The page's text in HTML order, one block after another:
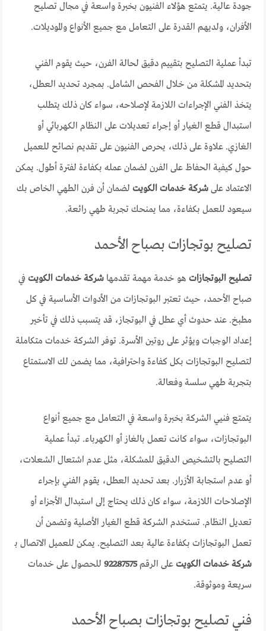
جودة عالية. يتمتع هؤلاء الفنيون بخبرة واسعة في مجال تصليح
الأفران، ولديهم القدرة على التعامل مع جميع الأنواع والموديلات.
تبدأ عملية التصليح بتقييم دقيق لحالة الفرن، حيث يقوم الفني
بتحديد المشكلة من خلال الفحص الشامل. بمجرد تحديد العطل،
يتخذ الفني الإجراءات اللازمة لإصلاحه، سواء كان ذلك يتطلب
استبدال قطع الغيار أو إجراء تعديلات على النظام الكهربائي أو
الغازي. علاوة على ذلك، يحرص الفنيون على تقديم نصائح للعميل
حول كيفية الحفاظ على الفرن لضمان عمله بكفاءة لفترة أطول. يمكن
الاعتماد علىشركة خدمات الكويت لضمان أن فرن الطهي الخاص بك
سيعود للعمل بكفاءة، مما يمنحك تجربة طهي رائعة.
تصليح بوتجازات بصباح الأحمد
تصليح البوتجازات هو خدمة مهمة تقدمهاشركة خدمات الكويت في
صباح الأحمد، حيث تعتبر البوتجازات من الأدوات الأساسية في كل
مطبخ. عند حدوث أي عطل في البوتجاز، قد يتسبب ذلك في تأخير
إعداد الوجبات ويؤثر على روتين الأسرة. توفر الشركة خدمات متكاملة
لتصليح البوتجازات بكل كفاءة واحترافية، مما يضمن لك الاستمتاع
بتجربة طهي سلسة وفعالة.
يتمتع فنيي الشركة بخبرة واسعة في التعامل مع جميع أنواع
البوتجازات، سواء كانت تعمل بالغاز أو الكهرباء. تبدأ عملية
التصليح بالتشخيص الدقيق للمشكلة، مثل عدم اشتعال الشعلات،
أو عدم استجابة الأزرار. بعد تحديد العطل، يقوم الفني بإجراء
الإصلاحات اللازمة، سواء كان ذلك يحتاج إلى استبدال الأجزاء أو
تعديل النظام. تستخدم الشركة قطع الغيار الأصلية وتضمن أن
تعمل البوتجازات بكفاءة عالية بعد التصليح. يمكن للعميل الاتصال بـ
شركة خدمات الكويت على الرقم92287575 للحصول على خدمات
سريعة وموثوقة.
فني تصليح بوتجازات بصباح الأحمد